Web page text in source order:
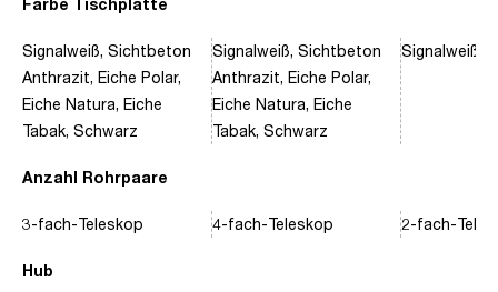
Anzahl Rohrpaare
Hub
Signalweiß, Sichtbeton
Anthrazit, Eiche Polar,
Eiche Natura, Eiche
Tabak, Schwarz
3-fach-Teleskop
Signalweiß, Sichtbeton
Anthrazit, Eiche Polar,
Eiche Natura, Eiche
Tabak, Schwarz
4-fach-Teleskop
Signalweiß,
2-fach-